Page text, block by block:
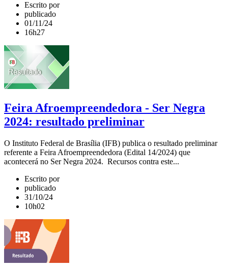
Escrito por
publicado
01/11/24
16h27
Feira Afroempreendedora - Ser Negra
2024: resultado preliminar
O Instituto Federal de Brasília (IFB) publica o resultado preliminar
referente a Feira Afroempreendedora (Edital 14/2024) que
acontecerá no Ser Negra 2024. Recursos contra este...
Escrito por
publicado
31/10/24
10h02